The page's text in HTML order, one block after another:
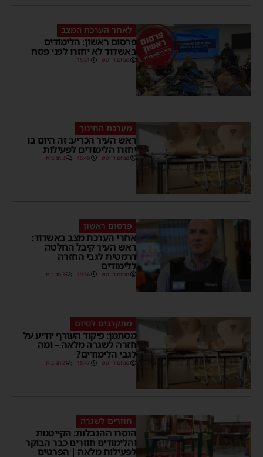
לאחר הערכת המצב
פרסום ראשון: הלימודים
באשדוד לא יחזרו לפני פסח
מנחם דויטש 15:21
מערכת החינוך
ראש העיר הכריע: זה היום בו
יחזרו הלימודים לפעילות
מנחם דויטש 16:49 3 תגובות
פרסום ראשון
אחרי הערכת מצב באשדוד:
ראש העיר קיבל החלטה
דרמטית לגבי החזרה
ללימודים
מנחם דויטש 19:56 3 תגובות
מתקרבים לסיום
מסתמן: פיקוד העורף יודיע על
חזרה לשגרה מלאה – ומה
לגבי הלימודים?
מנחם דויטש 18:47 2 תגובות
חוזרים לשגרה
הוסרו ההגבלות: הקייטנות
והלימודים חוזרים כבר הבוקר
לפעילות מלאה | הפרטים